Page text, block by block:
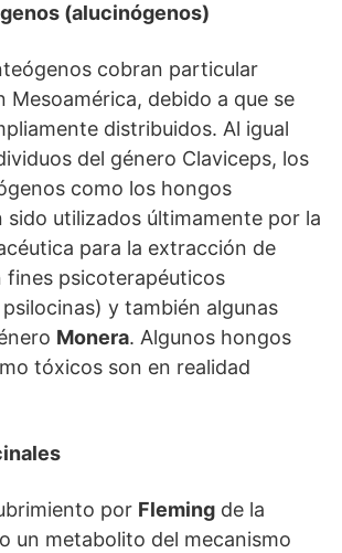
(alucinógenos)
cobran particular
Mesoamérica, debido a que se
distribuidos. Al igual
del género Claviceps, los
como los hongos
sido utilizados últimamente por la
para la extracción de
fines psicoterapéuticos
y también algunas
Monera. Algunos hongos
tóxicos son en realidad
por Fleming de la
un metabolito del mecanismo